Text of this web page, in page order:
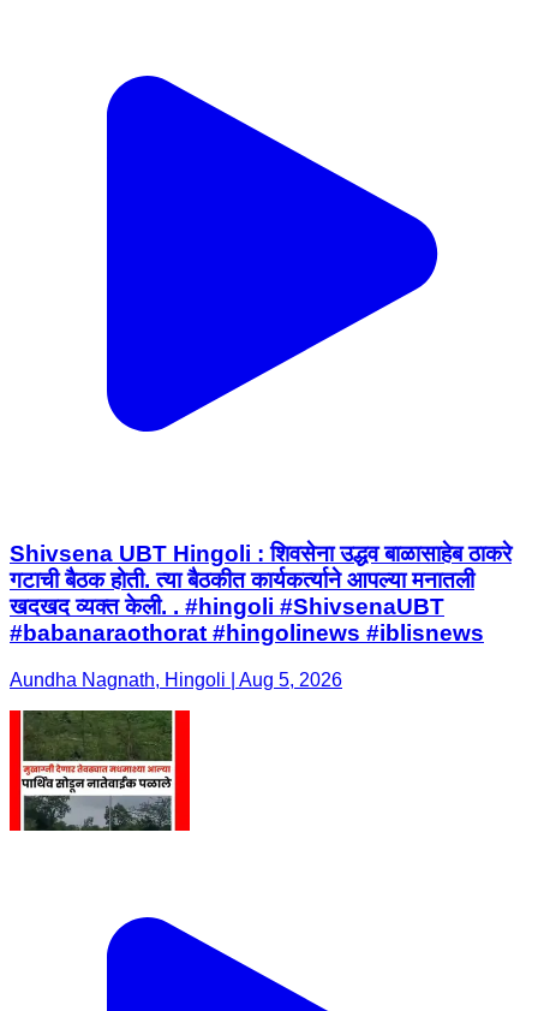
Shivsena UBT Hingoli : शिवसेना उद्धव बाळासाहेब ठाकरे
गटाची बैठक होती. त्या बैठकीत कार्यकर्त्याने आपल्या मनातली
खदखद व्यक्त केली. . #hingoli #ShivsenaUBT
#babanaraothorat #hingolinews #iblisnews
Aundha Nagnath, Hingoli | Aug 5, 2026